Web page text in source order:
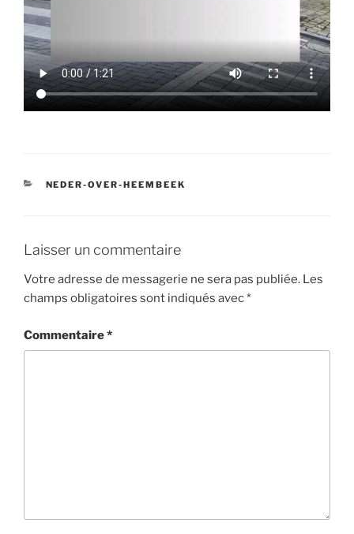
CATÉGORIES
NEDER-OVER-HEEMBEEK
Laisser un commentaire
Votre adresse de messagerie ne sera pas publiée. Les
champs obligatoires sont indiqués avec*
Commentaire*